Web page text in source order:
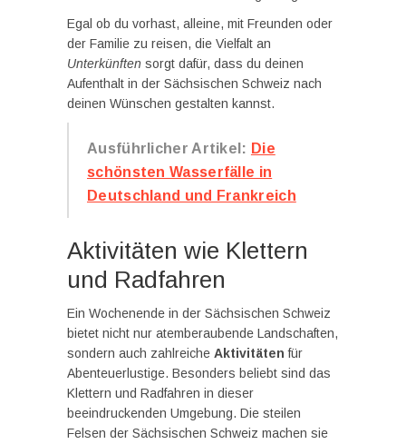
Egal ob du vorhast, alleine, mit Freunden oder
der Familie zu reisen, die Vielfalt an
Unterkünften sorgt dafür, dass du deinen
Aufenthalt in der Sächsischen Schweiz nach
deinen Wünschen gestalten kannst.
Ausführlicher Artikel: Die
schönsten Wasserfälle in
Deutschland und Frankreich
Aktivitäten wie Klettern
und Radfahren
Ein Wochenende in der Sächsischen Schweiz
bietet nicht nur atemberaubende Landschaften,
sondern auch zahlreiche Aktivitäten für
Abenteuerlustige. Besonders beliebt sind das
Klettern und Radfahren in dieser
beeindruckenden Umgebung. Die steilen
Felsen der Sächsischen Schweiz machen sie